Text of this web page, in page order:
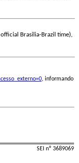
Brasilia-Brazil time),
, informando
SEI nº 3689069